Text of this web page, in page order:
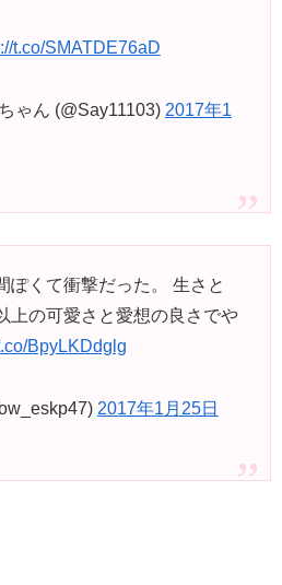
t.co/SMATDE76aD
ん (@Say11103) 2017年1
ぽくて衝撃だった。 生さと
上の可愛さと愛想の良さでや
BpyLKDdglg
2017年1月25日